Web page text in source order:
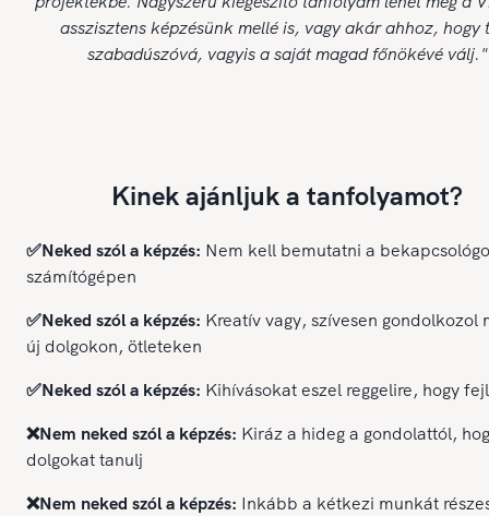
asszisztens képzésünk mellé is, vagy akár ahhoz, hogy
szabadúszóvá, vagyis a saját magad főnökévé válj."
Kinek ajánljuk a tanfolyamot?
✅Neked szól a képzés: Nem kell bemutatni a
számítógépen
✅Neked szól a képzés: Kreatív vagy, szívesen gondolkozol
új dolgokon, ötleteken
✅Neked szól a képzés: Kihívásokat eszel reggelire, hogy
❌Nem neked szól a képzés: Kiráz a hideg a gondolattól,
dolgokat tanulj
❌Nem neked szól a képzés: Inkább a kétkezi munkát